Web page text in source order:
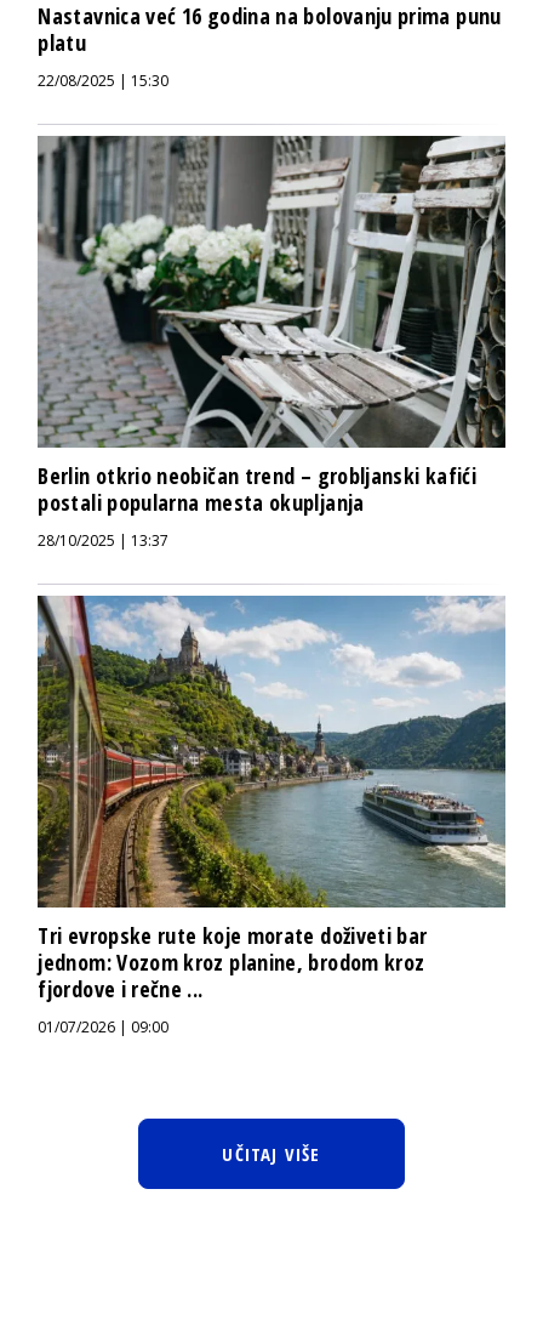
Nastavnica već 16 godina na bolovanju prima punu
platu
22/08/2025 | 15:30
Berlin otkrio neobičan trend – grobljanski kafići
postali popularna mesta okupljanja
28/10/2025 | 13:37
Tri evropske rute koje morate doživeti bar
jednom: Vozom kroz planine, brodom kroz
fjordove i rečne ...
01/07/2026 | 09:00
UČITAJ VIŠE